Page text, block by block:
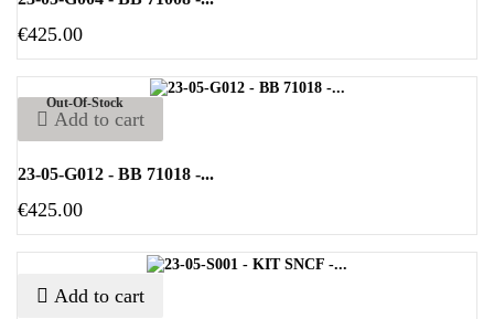
€425.00
Out-Of-Stock
Add to cart
23-05-G012 - BB 71018 -...
€425.00
Add to cart